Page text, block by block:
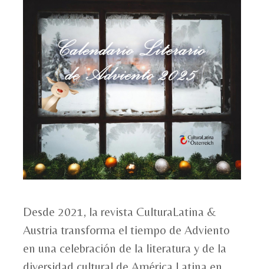
Desde 2021, la revista CulturaLatina &
Austria transforma el tiempo de Adviento
en una celebración de la literatura y de la